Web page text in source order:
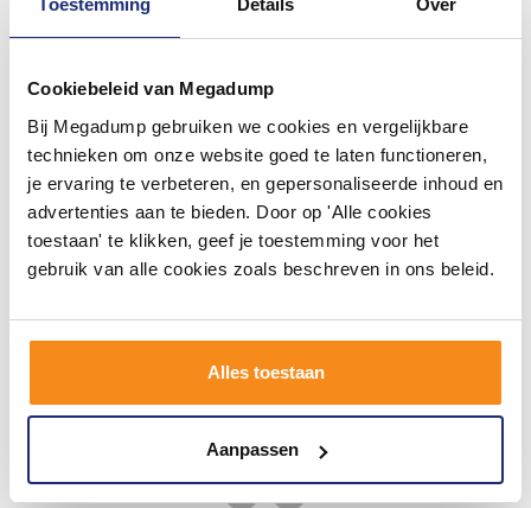
Toestemming Details Over
Cookiebeleid van Megadump
Bij Megadump gebruiken we cookies en vergelijkbare
technieken om onze website goed te laten functioneren,
je ervaring te verbeteren, en gepersonaliseerde inhoud en
advertenties aan te bieden. Door op 'Alle cookies
toestaan' te klikken, geef je toestemming voor het
gebruik van alle cookies zoals beschreven in ons beleid.
Alles toestaan
Aanpassen
#mijndroombadkamer
Wij geloven in de kracht van delen. Deel jouw
en tag @megadumpnl. Samen bouwen we een
inspirerende omgeving vol met unieke
badkamerstijlen. Doe je mee?